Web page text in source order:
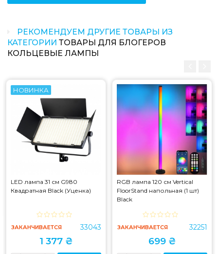
Материал: АБС+ПК
Цена на rgb лампа 26 см mj26 кольцевая black (mj26)
составляет 298 грн.
РЕКОМЕНДУЕМ ДРУГИЕ ТОВАРЫ ИЗ
КАТЕГОРИИ ТОВАРЫ ДЛЯ БЛОГЕРОВ
КОЛЬЦЕВЫЕ ЛАМПЫ
НОВИНКА
LED лампа 31 см G980
Квадратная Black (Уценка)
ЗАКАНЧИВАЕТСЯ 33043
1 377 ₴
RGB лампа 120 см Vertical
FloorStand напольная (1 шт)
Black
ЗАКАНЧИВАЕТСЯ 32251
699 ₴